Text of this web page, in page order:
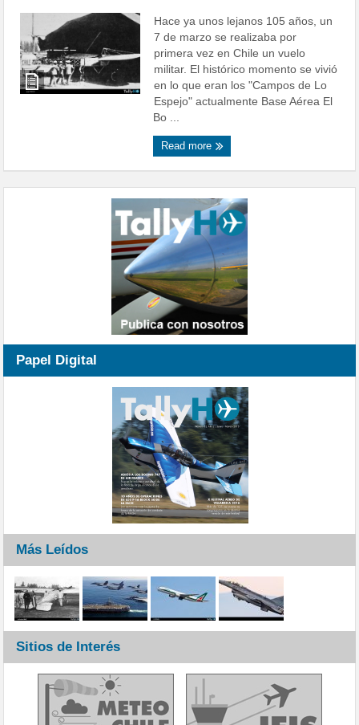
Hace ya unos lejanos 105 años, un
7 de marzo se realizaba por
primera vez en Chile un vuelo
militar. El histórico momento se vivió
en lo que eran los "Campos de Lo
Espejo" actualmente Base Aérea El
Bo ...
Read more
Papel Digital
Más Leídos
Sitios de Interés